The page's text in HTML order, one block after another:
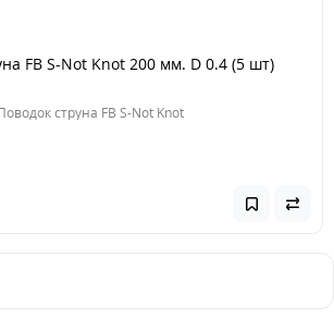
FB S-Not Knot 200 мм. D 0.4 (5 шт)
струна FB S-Not Knot